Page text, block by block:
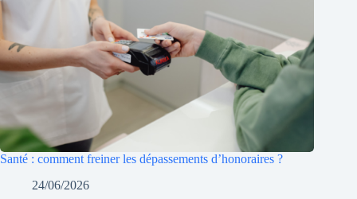
Santé : comment freiner les dépassements d’honoraires ?
24/06/2026